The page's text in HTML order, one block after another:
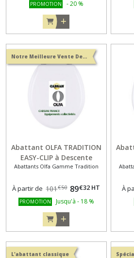
PROMOTION -20 %
Notre Meilleure Vente Descente assistée
Abattant OLFA TRADITION
EASY-CLIP à Descente
assistée - Déclipsable
Abattants Olfa Gamme Tradition
À partir de 101€50 89€32 HT
PROMOTION Jusqu'à - 18 %
À
L'abattant classique